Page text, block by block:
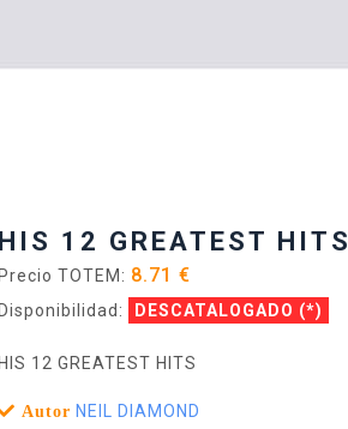
HIS 12 GREATEST HITS
Precio TOTEM: 8.71 €
Disponibilidad: DESCATALOGADO (*)
HIS 12 GREATEST HITS
Autor NEIL DIAMOND